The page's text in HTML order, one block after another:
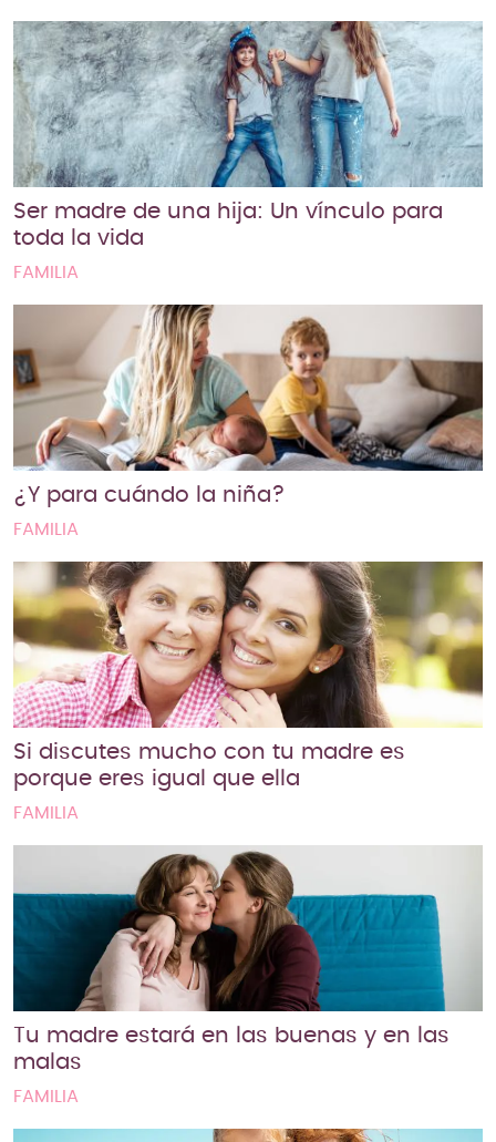
Ser madre de una hija: Un vínculo para
toda la vida
FAMILIA
¿Y para cuándo la niña?
FAMILIA
Si discutes mucho con tu madre es
porque eres igual que ella
FAMILIA
Tu madre estará en las buenas y en las
malas
FAMILIA